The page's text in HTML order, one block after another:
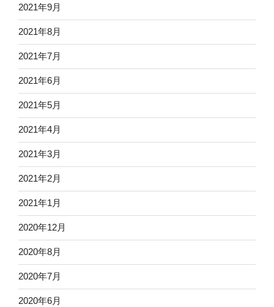
2021年9月
2021年8月
2021年7月
2021年6月
2021年5月
2021年4月
2021年3月
2021年2月
2021年1月
2020年12月
2020年8月
2020年7月
2020年6月